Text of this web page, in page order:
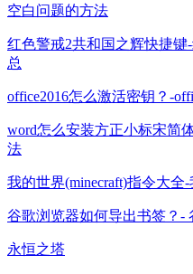
空白问题的方法
红色警戒2共和国之辉快捷
总
office2016怎么激活密钥？-
word怎么安装方正小标宋简
法
我的世界(minecraft)指令大全
谷歌浏览器如何导出书签？-
永恒之塔